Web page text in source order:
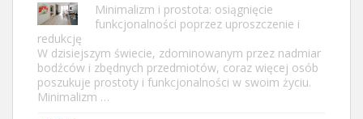
Minimalizm i prostota: osiągnięcie
funkcjonalności poprzez uproszczenie i
redukcję
W dzisiejszym świecie, zdominowanym przez nadmiar
bodźców i zbędnych przedmiotów, coraz więcej osób
poszukuje prostoty i funkcjonalności w swoim życiu.
Minimalizm …